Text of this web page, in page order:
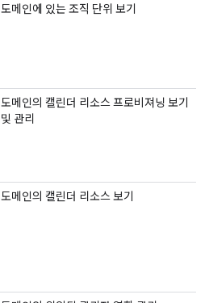
도메인에 있는 조직 단위 보기
도메인의 캘린더 리소스 프로비져닝 보기
및 관리
도메인의 캘린더 리소스 보기